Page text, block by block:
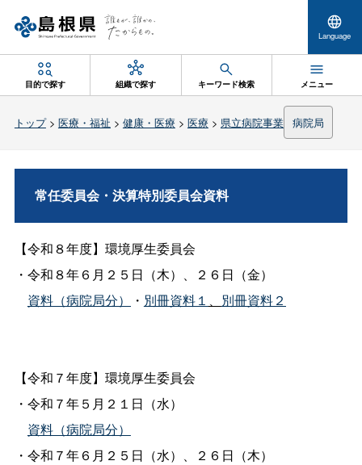
Language
目的で探す 組織で探す キーワード検索 メニュー
トップ> 医療・福祉 > 健康・医療 > 医療 > 県立病院事業 病院局
常任委員会・決算特別委員会資料
【令和８年度】環境厚生委員会
・令和８年６月２５日（木）、２６日（金）
資料（病院局分）
・ 別冊資料１ 別冊資料２
【令和７年度】環境厚生委員会
・令和７年５月２１日（水）
資料（病院局分）
・令和７年６月２５日（水）、２６日（木）